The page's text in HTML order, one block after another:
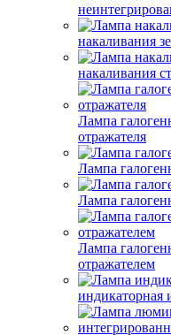
накаливания
накаливания
Лампа
отражателя
Лампа
Лампа
Лампа
отражателем
индикаторная